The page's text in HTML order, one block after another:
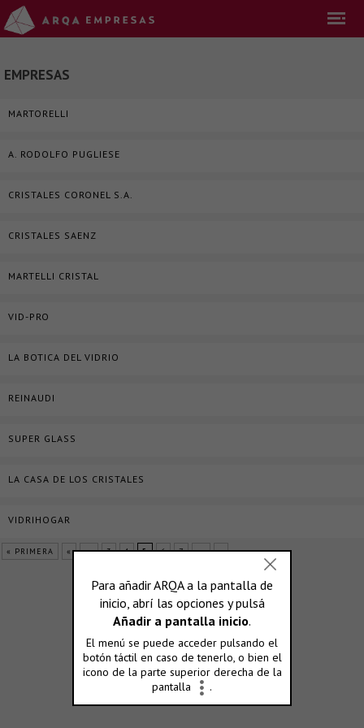
EMPRESAS
MARTORELLI
A. RODOLFO PUGLIESE
CRISTALES CORONEL S.A.
CRISTALES SAENZ
MARTELLI CRISTAL
VID-PRO
LA BOTICA DEL VIDRIO
REINAUDI
SUPER GLASS
LA CASA DE LOS CRISTALES
VIDRIHOGAR
« PRIMERA « ... 3 4 5 6 7 ... »